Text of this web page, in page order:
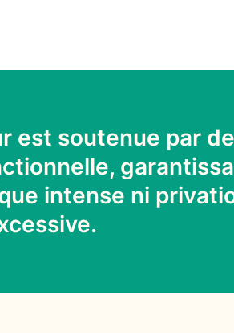
est soutenue par
intense ni